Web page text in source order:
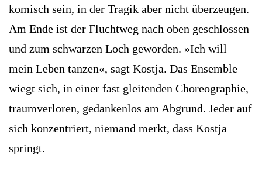
komisch sein, in der Tragik aber nicht überzeugen.
Am Ende ist der Fluchtweg nach oben geschlossen
und zum schwarzen Loch geworden. »Ich will
mein Leben tanzen«, sagt Kostja. Das Ensemble
wiegt sich, in einer fast gleitenden Choreographie,
traumverloren, gedankenlos am Abgrund. Jeder auf
sich konzentriert, niemand merkt, dass Kostja
springt.